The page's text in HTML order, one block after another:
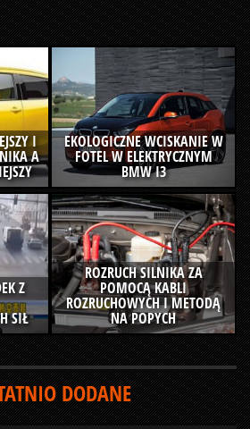
I
A
EKOLOGICZNE WCISKANIE W
FOTEL W ELEKTRYCZNYM
BMW I3
Z
SIŁ
ROZRUCH SILNIKA ZA
POMOCĄ KABLI
ROZRUCHOWYCH I METODĄ
NA POPYCH
DODANE